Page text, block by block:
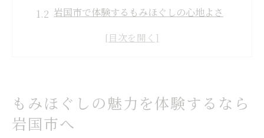
岩国市で体験するもみほぐしの心地よさ
疲労回復に選ばれるもみほぐしの理由
肩こりや疲れに悩む人へ伝えたいもみほぐし
肩こり解消に役立つもみほぐしの特徴とは
もみほぐしの魅力を体験するなら
岩国市へ